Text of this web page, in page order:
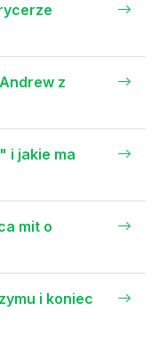
z
i jakie ma
mit o
i koniec